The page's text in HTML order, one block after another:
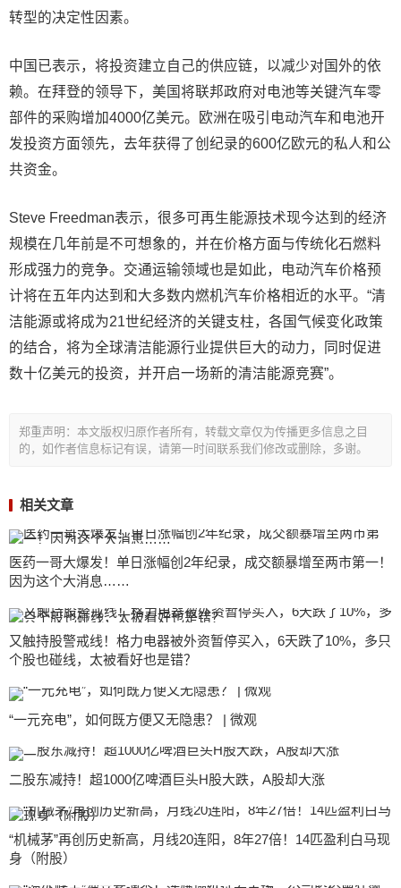
转型的决定性因素。
中国已表示，将投资建立自己的供应链，以减少对国外的依
赖。在拜登的领导下，美国将联邦政府对电池等关键汽车零
部件的采购增加4000亿美元。欧洲在吸引电动汽车和电池开
发投资方面领先，去年获得了创纪录的600亿欧元的私人和公
共资金。
Steve Freedman表示，很多可再生能源技术现今达到的经济
规模在几年前是不可想象的，并在价格方面与传统化石燃料
形成强力的竞争。交通运输领域也是如此，电动汽车价格预
计将在五年内达到和大多数内燃机汽车价格相近的水平。“清
洁能源或将成为21世纪经济的关键支柱，各国气候变化政策
的结合，将为全球清洁能源行业提供巨大的动力，同时促进
数十亿美元的投资，并开启一场新的清洁能源竞赛”。
郑重声明：本文版权归原作者所有，转载文章仅为传播更多信息之目
的，如作者信息标记有误，请第一时间联系我们修改或删除，多谢。
相关文章
医药一哥大爆发！单日涨幅创2年纪录，成交额暴增至两市第一！
因为这个大消息……
又触持股警戒线！格力电器被外资暂停买入，6天跌了10%，多只
个股也碰线，太被看好也是错？
“一元充电”，如何既方便又无隐患？ | 微观
二股东减持！超1000亿啤酒巨头H股大跌，A股却大涨
“机械茅”再创历史新高，月线20连阳，8年27倍！14匹盈利白马现
身（附股）